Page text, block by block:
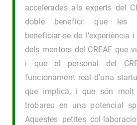
accelerades als experts del
doble benefici: que les
beneficiar-se de l'experiència
dels mentors del CREAF que
i que el personal del
funcionament real d'una
que implica, i que són
trobareu en una potencial
Aquestes petites